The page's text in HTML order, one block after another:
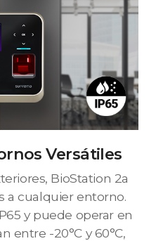
Versátiles
BioStation 2a
a cualquier entorno.
y puede operar en
entre -20°C y 60°C,